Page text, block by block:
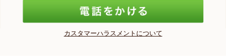
カスタマーハラスメントについて